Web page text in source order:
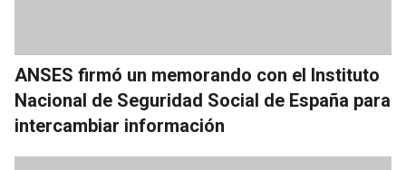
ANSES firmó un memorando con el Instituto
Nacional de Seguridad Social de España para
intercambiar información